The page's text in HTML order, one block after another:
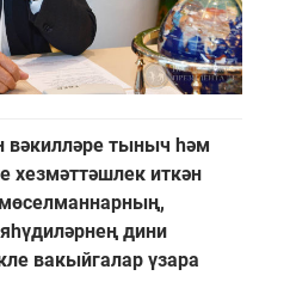
вәкилләре тыныч һәм
хезмәттәшлек иткән
мөселманнарның,
дини
вакыйгалар үзара